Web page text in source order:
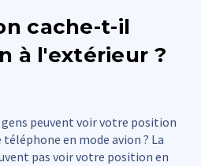
cache-t-il
à l'extérieur ?
gens peuvent voir votre position
en mode avion ? La
pas voir votre position en